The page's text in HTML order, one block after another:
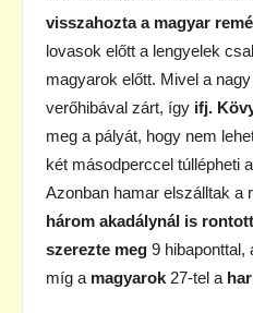
visszahozta a magyar
lovasok előtt a lengyelek
magyarok előtt. Mivel a
verőhibával zárt, így ifj.
meg a pályát, hogy nem
két másodperccel túllépheti
Azonban hamar elszálltak a
három akadálynál is rontott
szerezte meg 9 hibaponttal,
míg a magyarok 27-tel a